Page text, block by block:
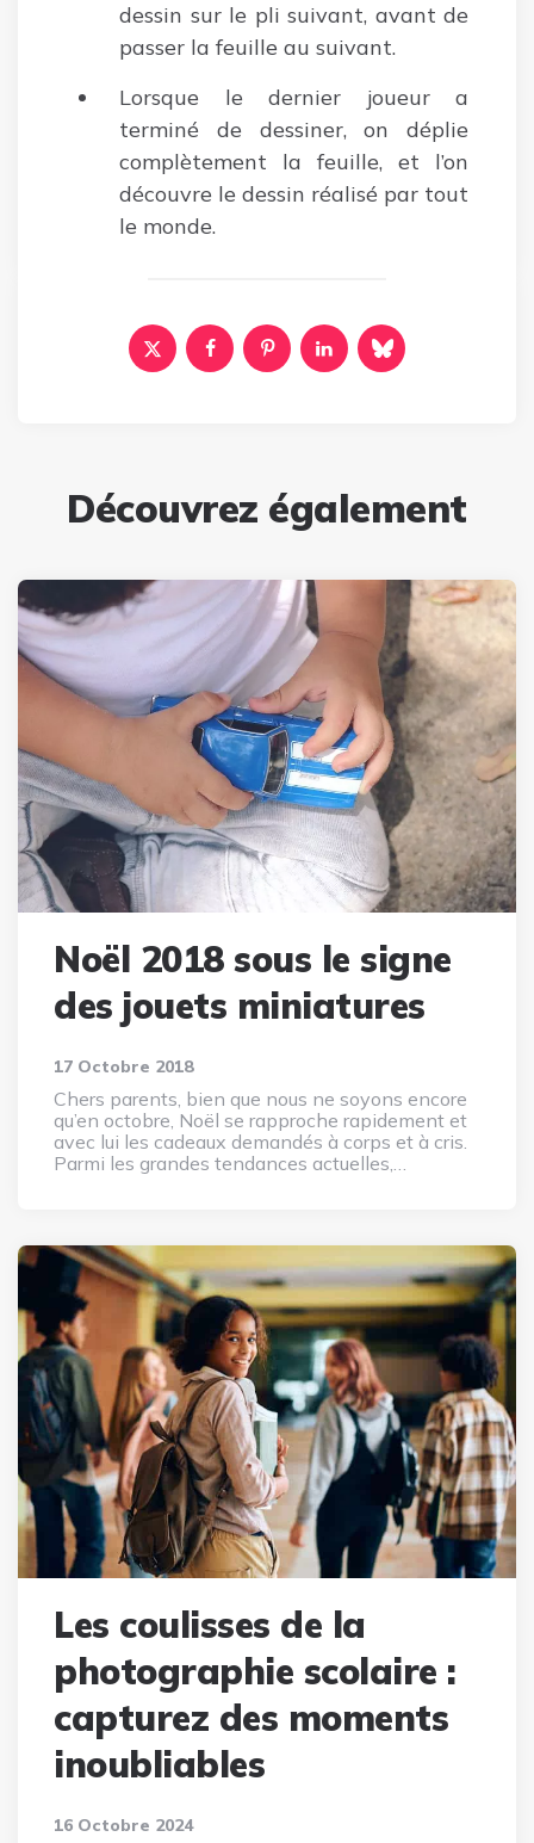
dessin sur le pli suivant, avant de
passer la feuille au suivant.
Lorsque le dernier joueur a
terminé de dessiner, on déplie
complètement la feuille, et l’on
découvre le dessin réalisé par tout
le monde.
Découvrez également
Noël 2018 sous le signe
des jouets miniatures
17 Octobre 2018
Chers parents, bien que nous ne soyons encore
qu’en octobre, Noël se rapproche rapidement et
avec lui les cadeaux demandés à corps et à cris.
Parmi les grandes tendances actuelles,…
Les coulisses de la
photographie scolaire :
capturez des moments
inoubliables
16 Octobre 2024